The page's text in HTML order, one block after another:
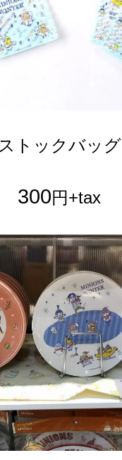
ストックバッグ
300円+tax